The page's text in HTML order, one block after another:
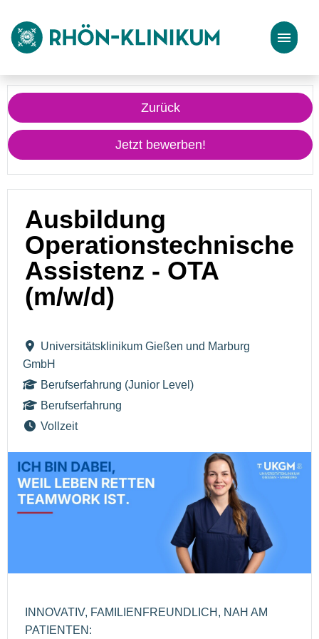
Stellenangebote
Bewerbungstipps
Zurück
Jetzt bewerben!
Ausbildung
Operationstechnische
Assistenz - OTA
(m/w/d)
Universitätsklinikum Gießen und Marburg
GmbH
Berufserfahrung (Junior Level)
Berufserfahrung
Vollzeit
INNOVATIV, FAMILIENFREUNDLICH, NAH AM
PATIENTEN: